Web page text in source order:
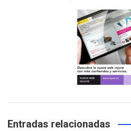
Entradas relacionadas